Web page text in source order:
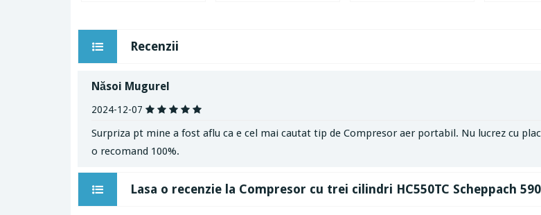
Recenzii
Năsoi Mugurel
2024-12-07
Surpriza pt mine a fost aflu ca e cel mai cautat tip de Compresor aer portabil. Nu lucrez cu
o recomand 100%.
Lasa o recenzie la Compresor cu trei cilindri HC550TC Scheppach